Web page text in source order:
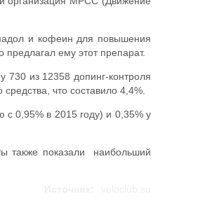
и кофеин для повышения
ему этот препарат.
730 из 12358 допинг-контроля
что составило 4,4%.
с 0,95% в 2015 году) и 0,35% у
также показали наибольший